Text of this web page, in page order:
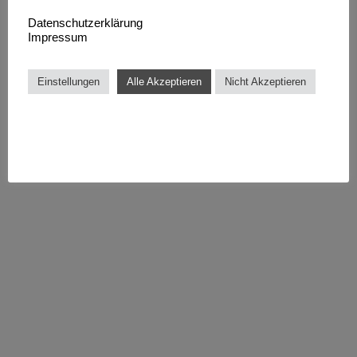
Datenschutzerklärung
Impressum
Einstellungen Alle Akzeptieren Nicht Akzeptieren